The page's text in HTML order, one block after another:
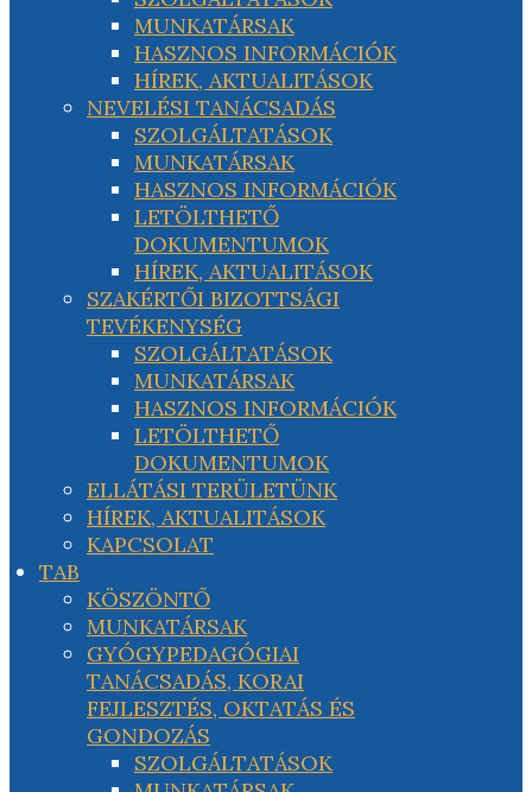
MUNKATÁRSAK
HASZNOS INFORMÁCIÓK
HÍREK, AKTUALITÁSOK
NEVELÉSI TANÁCSADÁS
SZOLGÁLTATÁSOK
MUNKATÁRSAK
HASZNOS INFORMÁCIÓK
LETÖLTHETŐ
DOKUMENTUMOK
HÍREK, AKTUALITÁSOK
SZAKÉRTŐI BIZOTTSÁGI
TEVÉKENYSÉG
SZOLGÁLTATÁSOK
MUNKATÁRSAK
HASZNOS INFORMÁCIÓK
LETÖLTHETŐ
DOKUMENTUMOK
ELLÁTÁSI TERÜLETÜNK
HÍREK, AKTUALITÁSOK
KAPCSOLAT
TAB
KÖSZÖNTŐ
MUNKATÁRSAK
GYÓGYPEDAGÓGIAI
TANÁCSADÁS, KORAI
FEJLESZTÉS, OKTATÁS ÉS
GONDOZÁS
SZOLGÁLTATÁSOK